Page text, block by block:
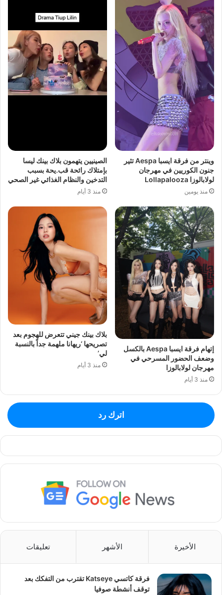
وينتر من فرقة ايسبا Aespa تثير
جنون الكوريين في مهرجان
لولابالوزا Lollapalooza
منذ يومين
الصينيين يتهمون بلاك بينك ليسا
بإمتلاك رائحة قب.يحة بسبب
التدخين والنظام الغذائي غير الصحي
منذ 3 أيام
إتهام فرقة ايسبا Aespa بالكسل
وضعف الحضور المسرحي في
مهرجان لولابالوزا
منذ 3 أيام
بلاك بينك جيني تتعرض للهجوم بعد
تصريحها ‘ريهانا ملهمة جداً بالنسبة
لي’
منذ 3 أيام
اترك رد
الأخيرة الأشهر تعليقات
فرقة كاتسي Katseye تقترب من التفكك بعد
توقف أنشطة صوفيا